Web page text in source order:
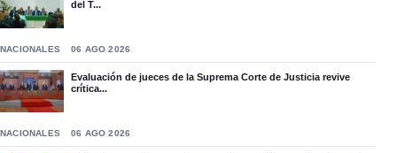
del T...
NACIONALES 06 AGO 2026
Evaluación de jueces de la Suprema Corte de Justicia revive
crítica...
NACIONALES 06 AGO 2026